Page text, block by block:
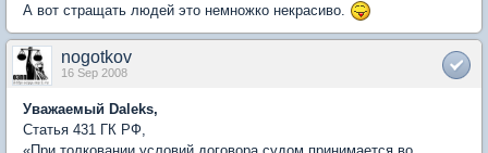
А вот стращать людей это немножко некрасиво.
nogotkov
16 Sep 2008
Уважаемый Daleks,
Статья 431 ГК РФ,